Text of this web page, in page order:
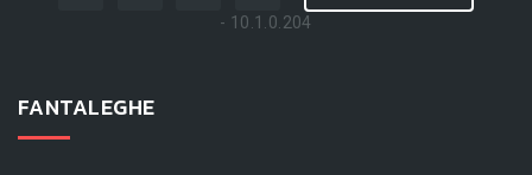
- 10.1.0.204
FANTALEGHE